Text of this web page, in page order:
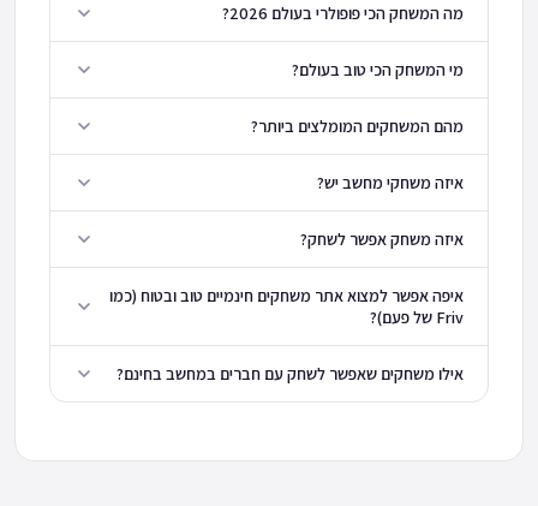
מה המשחק הכי פופולרי בעולם 2026?
מי המשחק הכי טוב בעולם?
מהם המשחקים המומלצים ביותר?
איזה משחקי מחשב יש?
איזה משחק אפשר לשחק?
איפה אפשר למצוא אתר משחקים חינמיים טוב ובטוח (כמו
Friv של פעם)?
אילו משחקים שאפשר לשחק עם חברים במחשב בחינם?